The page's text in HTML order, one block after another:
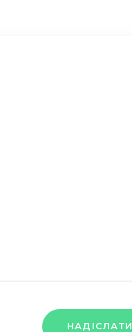
НАДІСЛАТИ